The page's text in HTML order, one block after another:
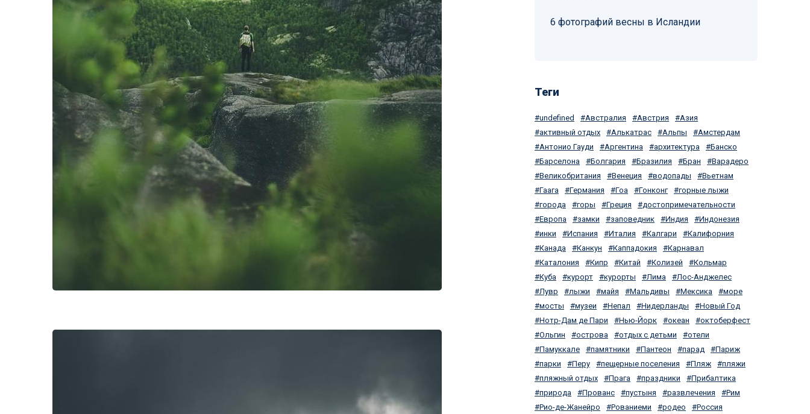
6 фотографий весны в Исландии
Теги
undefined Австралия Австрия
Азия
активный отдых
Алькатрас Альпы
Амстердам
Антонио Гауди
Аргентина архитектура
Банско
Барселона
Болгария Бразилия Бран
Варадеро
Великобритания
Венеция водопады
Вьетнам
Гаага
Германия Гоа Гонконг
горные лыжи
города
горы Греция
достопримечательности
Европа
замки заповедник Индия
Индонезия
инки
Испания Италия Калгари
Калифорния
Канада
Канкун Каппадокия
Карнавал
Каталония
Кипр Китай Колизей
Кольмар
Куба
курорт курорты Лима
Лос-Анджелес
Лувр
лыжи майя Мальдивы Мексика
море
мосты
музеи Непал Нидерланды
Новый Год
Нотр-Дам де Пари
Нью-Йорк океан
октоберфест
Ольгин
острова отдых с детьми
отели
Памуккале
памятники Пантеон парад
Париж
парки
Перу пещерные поселения Пляж
пляжи
пляжный отдых
Прага праздники
Прибалтика
природа
Прованс пустыня развлечения
Рим
Рио-де-Жанейро
Рованиеми родео
Россия